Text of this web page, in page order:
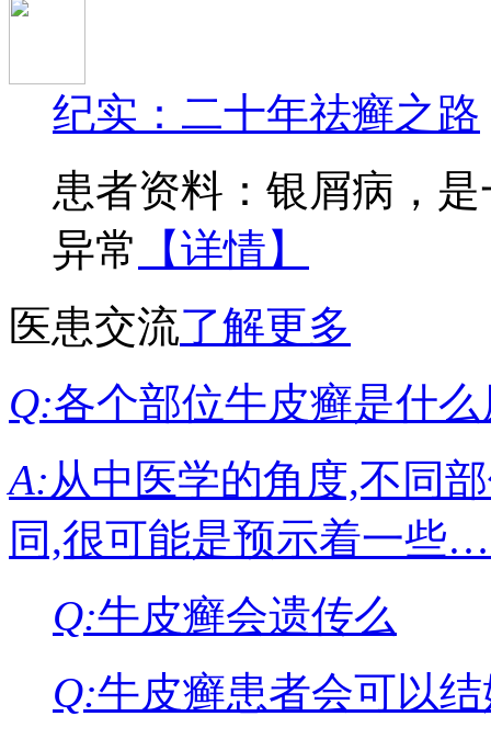
纪实：二十年祛癣之路
患者资料：银屑病，
异常
【详情】
医患交流了解更多
Q:各个部位牛皮癣是什
A:从中医学的角度,不同
同,很可能是预示着一
Q:牛皮癣会遗传么
Q:牛皮癣患者会可以